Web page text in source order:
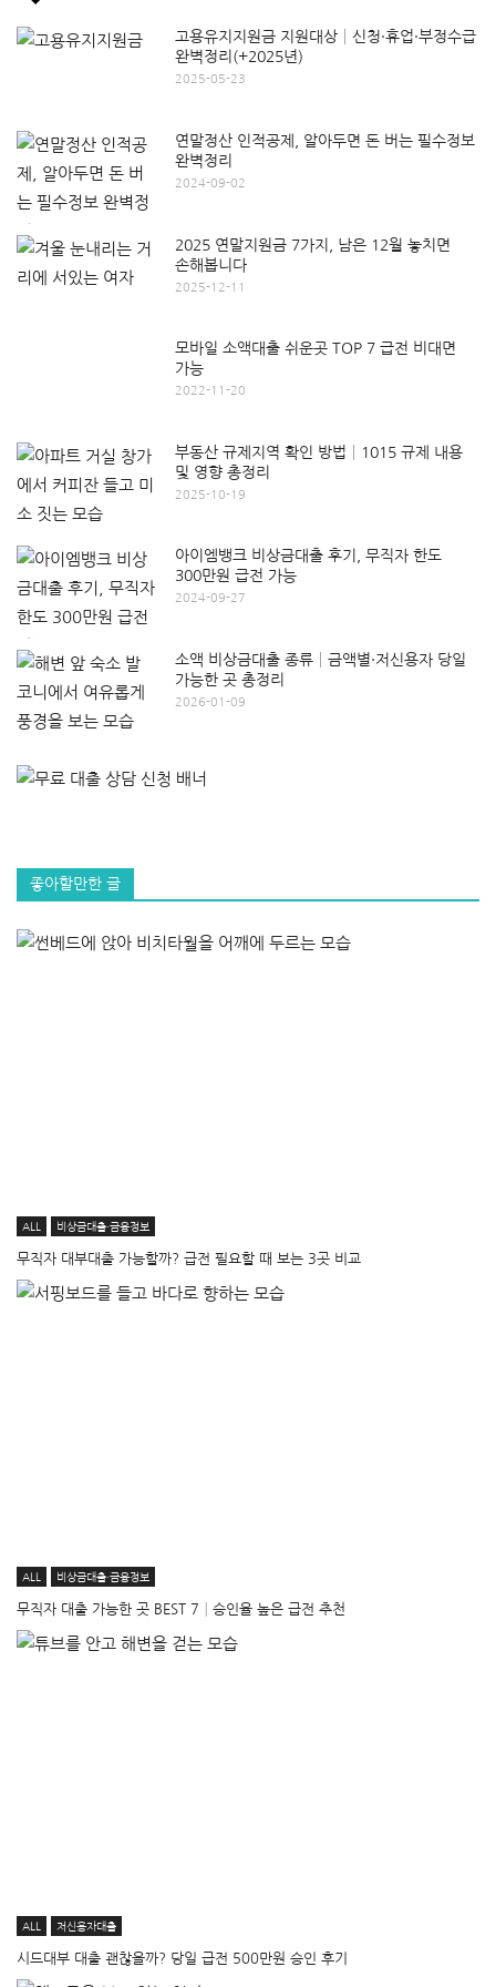
고용유지지원금 지원대상│신청·휴업·부정수급
완벽정리(+2025년)
2025-05-23
연말정산 인적공제, 알아두면 돈 버는 필수정보
완벽정리
2024-09-02
2025 연말지원금 7가지, 남은 12월 놓치면
손해봅니다
2025-12-11
모바일 소액대출 쉬운곳 TOP 7 급전 비대면
가능
2022-11-20
부동산 규제지역 확인 방법│1015 규제 내용
및 영향 총정리
2025-10-19
아이엠뱅크 비상금대출 후기, 무직자 한도
300만원 급전 가능
2024-09-27
소액 비상금대출 종류│금액별·저신용자 당일
가능한 곳 총정리
2026-01-09
좋아할만한 글
ALL 비상금대출·금융정보
무직자 대부대출 가능할까? 급전 필요할 때 보는 3곳 비교
ALL 비상금대출·금융정보
무직자 대출 가능한 곳 BEST 7│승인율 높은 급전 추천
ALL 저신용자대출
시드대부 대출 괜찮을까? 당일 급전 500만원 승인 후기